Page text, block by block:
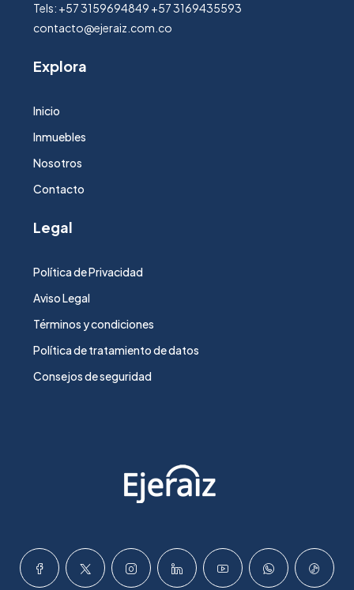
Tels: +57 3159694849 +57 3169435593
contacto@ejeraiz.com.co
Explora
Inicio
Inmuebles
Nosotros
Contacto
Legal
Política de Privacidad
Aviso Legal
Términos y condiciones
Política de tratamiento de datos
Consejos de seguridad